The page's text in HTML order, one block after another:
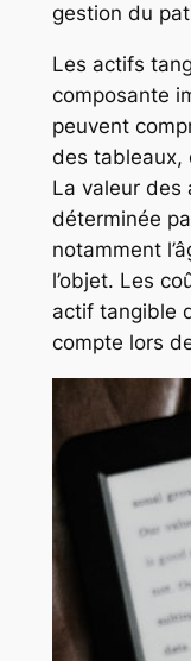
gestion du
Les actifs
composante
peuvent
des tableaux,
La valeur des
déterminée
notamment
l’objet. Les
actif tangible
compte lors